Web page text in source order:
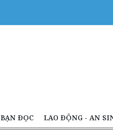
BẠN ĐỌC LAO ĐỘNG - AN